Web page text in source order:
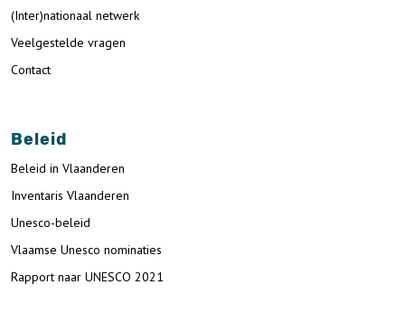
(Inter)nationaal netwerk
Veelgestelde vragen
Contact
Beleid
Beleid in Vlaanderen
Inventaris Vlaanderen
Unesco-beleid
Vlaamse Unesco nominaties
Rapport naar UNESCO 2021